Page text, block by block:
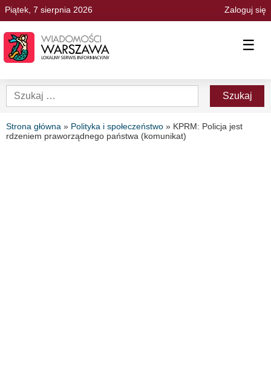
Piątek, 7 sierpnia 2026 Zaloguj się
☰
Strona główna » Polityka i społeczeństwo » KPRM: Policja jest
rdzeniem praworządnego państwa (komunikat)